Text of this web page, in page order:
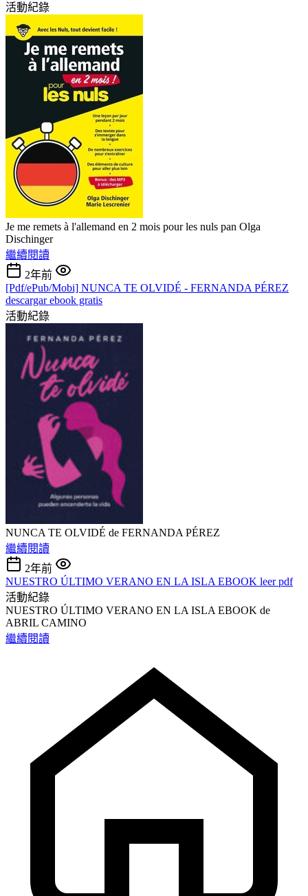
活動紀錄
Je me remets à l'allemand en 2 mois pour les nuls pan Olga
Dischinger
繼續閱讀
2年前
[Pdf/ePub/Mobi] NUNCA TE OLVIDÉ - FERNANDA PÉREZ
descargar ebook gratis
活動紀錄
NUNCA TE OLVIDÉ de FERNANDA PÉREZ
繼續閱讀
2年前
NUESTRO ÚLTIMO VERANO EN LA ISLA EBOOK leer pdf
活動紀錄
NUESTRO ÚLTIMO VERANO EN LA ISLA EBOOK de
ABRIL CAMINO
繼續閱讀